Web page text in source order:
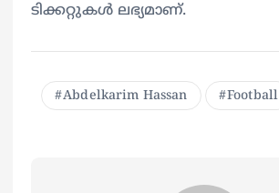
ടിക്കറ്റുകള്‍ ലഭ്യമാണ്.
Abdelkarim Hassan Football